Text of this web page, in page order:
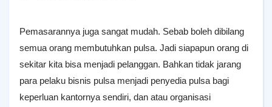
Pemasarannya juga sangat mudah. Sebab boleh dibilang
semua orang membutuhkan pulsa. Jadi siapapun orang di
sekitar kita bisa menjadi pelanggan. Bahkan tidak jarang
para pelaku bisnis pulsa menjadi penyedia pulsa bagi
keperluan kantornya sendiri, dan atau organisasi